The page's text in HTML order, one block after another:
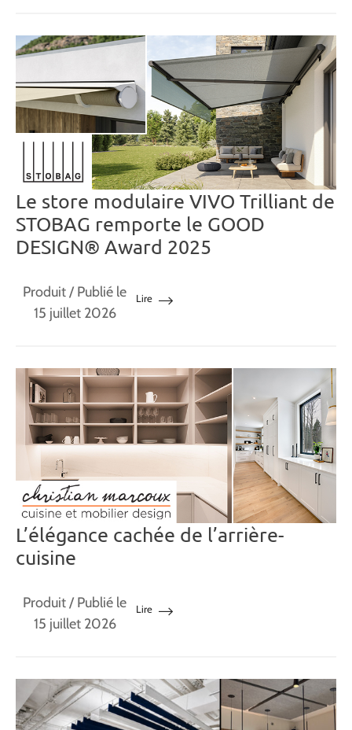
Le store modulaire VIVO Trilliant de
STOBAG remporte le GOOD
DESIGN® Award 2025
Produit/ Publié le
15 juillet 2026
Lire
L’élégance cachée de l’arrière-
cuisine
Produit/ Publié le
15 juillet 2026
Lire